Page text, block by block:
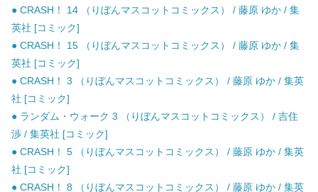
● CRASH！ 14 （りぼんマスコットコミックス） / 藤原 ゆか / 集
英社 [コミック]
● CRASH！ 15 （りぼんマスコットコミックス） / 藤原 ゆか / 集
英社 [コミック]
● CRASH！ 3 （りぼんマスコットコミックス） / 藤原 ゆか / 集英
社 [コミック]
● ランダム・ウォーク 3 （りぼんマスコットコミックス） / 吉住
渉 / 集英社 [コミック]
● CRASH！ 5 （りぼんマスコットコミックス） / 藤原 ゆか / 集英
社 [コミック]
● CRASH！ 8 （りぼんマスコットコミックス） / 藤原 ゆか / 集英